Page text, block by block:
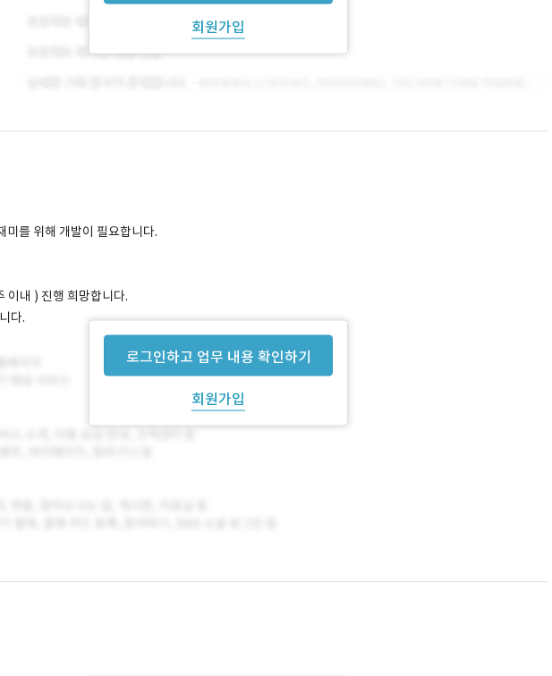
회원가입
로그인하고 업무 내용 확인하기
회원가입
미를 위해 개발이 필요합니다.
이내 ) 진행 희망합니다.
다.